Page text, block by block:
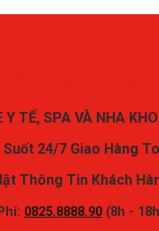
Y TẾ, SPA VÀ NHA
Suốt 24/7 Giao Hàng
Thông Tin Khách
0825.8888.90 (8h -